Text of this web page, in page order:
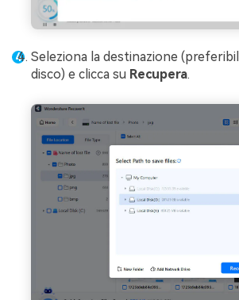
Seleziona la destinazione
disco) e clicca su Recupera.